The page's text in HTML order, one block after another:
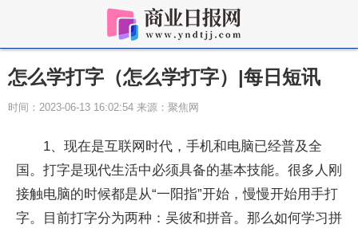
怎么学打字（怎么学打字）|每日短讯
时间：2023-06-13 16:02:54 来源：聚焦网
1、现在是互联网时代，手机和电脑已经普及全
国。打字是现代生活中必须具备的基本技能。很多人刚
接触电脑的时候都是从“一阳指”开始，慢慢开始用手打
字。目前打字分为两种：吴彼和拼音。那么如何学习拼